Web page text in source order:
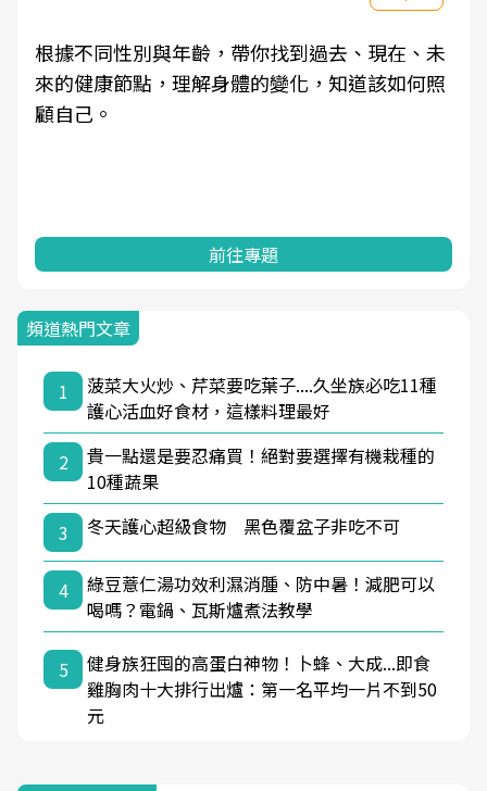
根據不同性別與年齡，帶你找到過去、現在、未
來的健康節點，理解身體的變化，知道該如何照
顧自己。
前往專題
頻道熱門文章
1
菠菜大火炒、芹菜要吃葉子....久坐族必吃11種
護心活血好食材，這樣料理最好
2
貴一點還是要忍痛買！絕對要選擇有機栽種的
10種蔬果
3
冬天護心超級食物 黑色覆盆子非吃不可
4
綠豆薏仁湯功效利濕消腫、防中暑！減肥可以
喝嗎？電鍋、瓦斯爐煮法教學
5
健身族狂囤的高蛋白神物！卜蜂、大成...即食
雞胸肉十大排行出爐：第一名平均一片不到50
元